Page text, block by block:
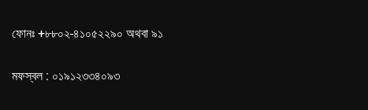
ফোনঃ +৮৮০২-৪১০৫২২৯০ অথবা ৯১
মফস্বল : ০১৯১২৩৩৪০৯৩